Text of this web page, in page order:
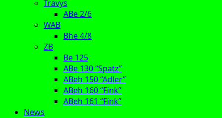
Travys
ABe 2/6
WAB
Bhe 4/8
ZB
Be 125
ABe 130 “Spatz”
ABeh 150 “Adler”
ABeh 160 “Fink”
ABeh 161 “Fink”
News